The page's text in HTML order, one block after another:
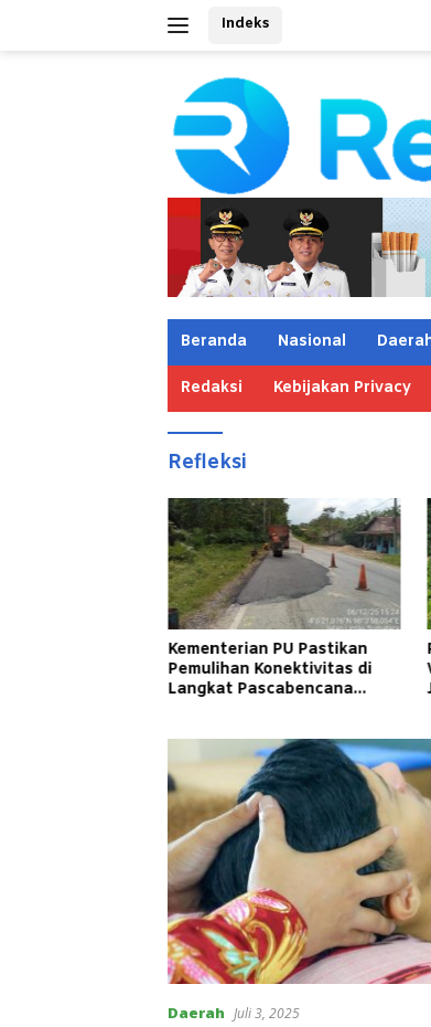
Indeks
Beranda Nasional
Redaksi Kebijakan Privacy
Refleksi
Kementerian PU Pastikan
Pemulihan Konektivitas di
Langkat Pascabencana
Daerah Juli 3, 2025